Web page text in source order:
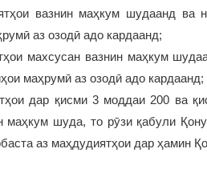
вазнин маҳкум шудаанд ва
аз озодӣ адо кардаанд;
махсусан вазнин маҳкум
маҳрумӣ аз озодӣ адо кардаанд;
дар қисми 3 моддаи 200 ва
маҳкум шуда, то рӯзи қабули
аз маҳдудиятҳои дар ҳамин